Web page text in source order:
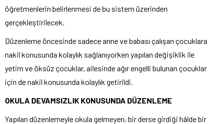
öğretmenlerin belirlenmesi de bu sistem üzerinden
gerçekleştirilecek.
Düzenleme öncesinde sadece anne ve babası çalışan çocuklara
nakil konusunda kolaylık sağlanıyorken yapılan değişiklik ile
yetim ve öksüz çocuklar, ailesinde ağır engelli bulunan çocuklar
için de nakil konusunda kolaylık getirildi.
OKULA DEVAMSIZLIK KONUSUNDA DÜZENLEME
Yapılan düzenlemeyle okula gelmeyen, bir derse girdiği hâlde bir